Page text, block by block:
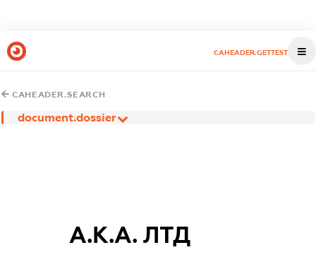
CAHEADER.GETTEST
CAHEADER.SEARCH
document.dossier
А.К.А. ЛТД